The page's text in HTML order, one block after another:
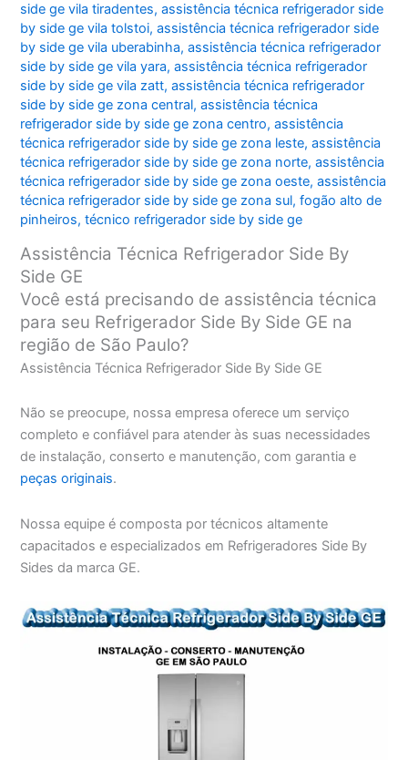
side ge vila tiradentes,assistência técnica refrigerador side
by side ge vila tolstoi,assistência técnica refrigerador side
by side ge vila uberabinha,assistência técnica refrigerador
side by side ge vila yara,assistência técnica refrigerador
side by side ge vila zatt,assistência técnica refrigerador
side by side ge zona central,assistência técnica
refrigerador side by side ge zona centro,assistência
técnica refrigerador side by side ge zona leste,assistência
técnica refrigerador side by side ge zona norte,assistência
técnica refrigerador side by side ge zona oeste,assistência
técnica refrigerador side by side ge zona sul,fogão alto de
pinheiros,técnico refrigerador side by side ge
Assistência Técnica Refrigerador Side By
Side GE
Você está precisando de assistência técnica
para seu Refrigerador Side By Side GE na
região de São Paulo?
Assistência Técnica Refrigerador Side By Side GE
Não se preocupe, nossa empresa oferece um serviço
completo e confiável para atender às suas necessidades
de instalação, conserto e manutenção, com garantia e
peças originais.
Nossa equipe é composta por técnicos altamente
capacitados e especializados em Refrigeradores Side By
Sides da marca GE.